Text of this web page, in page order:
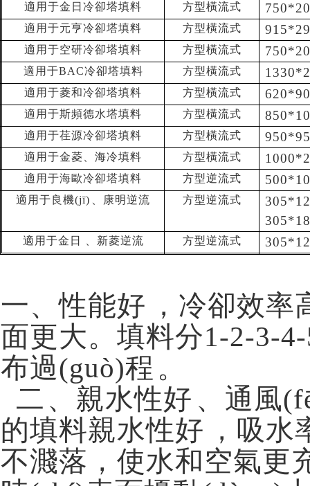
適用于金日冷卻塔填料 方型橫流式
適用于元亨冷卻塔填料 方型橫流式
適用于空研冷卻塔填料 方型橫流式
適用于BAC冷卻塔填料 方型橫流式
適用于菱和冷卻塔填料 方型橫流式
適用于斯頻德水塔填料 方型橫流式
適用于荏源冷卻塔填料 方型橫流式
適用于金菱、海冷填料 方型橫流式
適用于海歐冷卻塔填料 方型逆流式
適用于良機(jī)、康明逆流 方型逆流式
適用于金日、新菱逆流 方型逆流式
一、性能好，冷卻
面更大。填料分1-2-3-4-
布過(guò)程。
二、親水性好
的填料親水性好，吸
不濺落，使水和空氣更